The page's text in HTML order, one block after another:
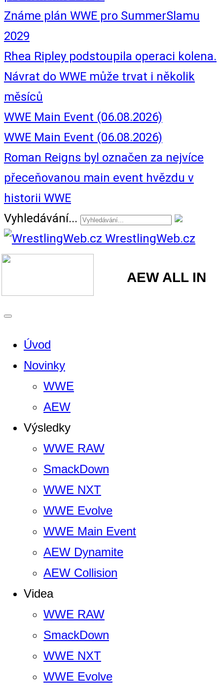
Známe plán WWE pro SummerSlamu
2029
Rhea Ripley podstoupila operaci kolena.
Návrat do WWE může trvat i několik
měsíců
WWE Main Event (06.08.2026)
WWE Main Event (06.08.2026)
Roman Reigns byl označen za nejvíce
přeceňovanou main event hvězdu v
historii WWE
Vyhledávání...
WrestlingWeb.cz
AEW ALL IN
Úvod
Novinky
WWE
AEW
Výsledky
WWE RAW
SmackDown
WWE NXT
WWE Evolve
WWE Main Event
AEW Dynamite
AEW Collision
Videa
WWE RAW
SmackDown
WWE NXT
WWE Evolve